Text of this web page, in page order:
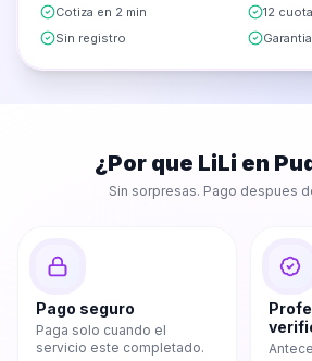
Cotiza en 2 min
12
Sin registro
¿Por que LiLi en
Sin sorpresas. Pago despues
Pago seguro
Paga solo cuando el
servicio este completado.